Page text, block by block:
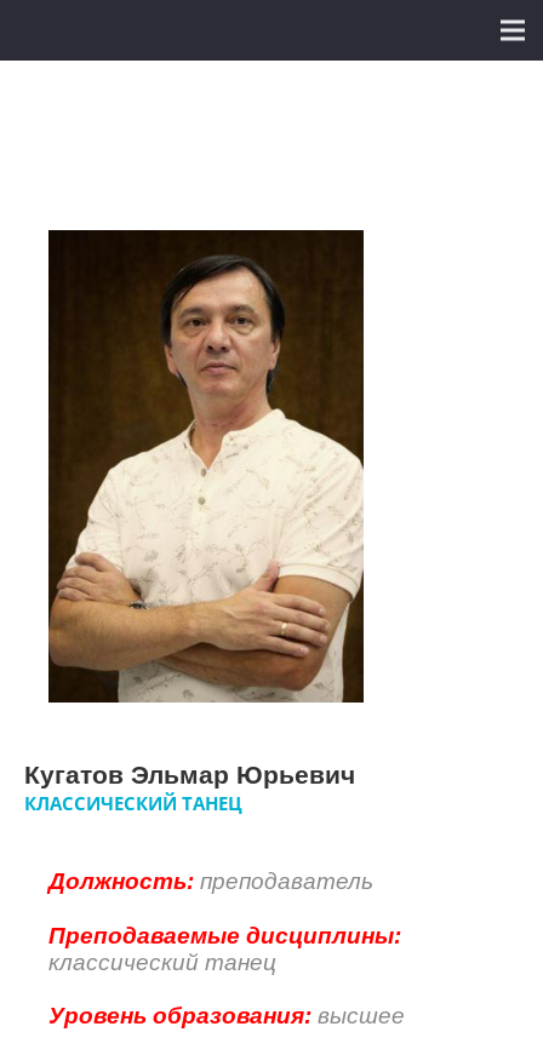
Кугатов Эльмар Юрьевич
КЛАССИЧЕСКИЙ ТАНЕЦ
Должность: преподаватель
Преподаваемые дисциплины:
классический танец
Уровень образования: высшее